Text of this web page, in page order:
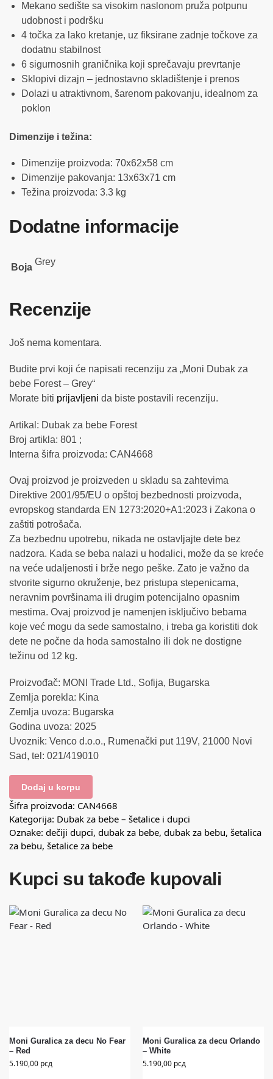
Mekano sedište sa visokim naslonom pruža potpunu
udobnost i podršku
4 točka za lako kretanje, uz fiksirane zadnje točkove za
dodatnu stabilnost
6 sigurnosnih graničnika koji sprečavaju prevrtanje
Sklopivi dizajn – jednostavno skladištenje i prenos
Dolazi u atraktivnom, šarenom pakovanju, idealnom za
poklon
Dimenzije i težina:
Dimenzije proizvoda: 70x62x58 cm
Dimenzije pakovanja: 13x63x71 cm
Težina proizvoda: 3.3 kg
Dodatne informacije
Boja
Grey
Recenzije
Još nema komentara.
Budite prvi koji će napisati recenziju za „Moni Dubak za
bebe Forest – Grey“
Morate biti prijavljeni da biste postavili recenziju.
Artikal: Dubak za bebe Forest
Broj artikla: 801 ;
Interna šifra proizvoda: CAN4668
Ovaj proizvod je proizveden u skladu sa zahtevima
Direktive 2001/95/EU o opštoj bezbednosti proizvoda,
evropskog standarda EN 1273:2020+A1:2023 i Zakona o
zaštiti potrošača.
Za bezbednu upotrebu, nikada ne ostavljajte dete bez
nadzora. Kada se beba nalazi u hodalici, može da se kreće
na veće udaljenosti i brže nego peške. Zato je važno da
stvorite sigurno okruženje, bez pristupa stepenicama,
neravnim površinama ili drugim potencijalno opasnim
mestima. Ovaj proizvod je namenjen isključivo bebama
koje već mogu da sede samostalno, i treba ga koristiti dok
dete ne počne da hoda samostalno ili dok ne dostigne
težinu od 12 kg.
Proizvođač: MONI Trade Ltd., Sofija, Bugarska
Zemlja porekla: Kina
Zemlja uvoza: Bugarska
Godina uvoza: 2025
Uvoznik: Venco d.o.o., Rumenački put 119V, 21000 Novi
Sad, tel: 021/419010
Dodaj u korpu
Šifra proizvoda: CAN4668
Kategorija: Dubak za bebe – šetalice i dupci
Oznake: dečiji dupci, dubak za bebe, dubak za bebu, šetalica
za bebu, šetalice za bebe
Kupci su takođe kupovali
Moni Guralica za decu No Fear
– Red
5.190,00 рсд
Moni Guralica za decu Orlando
– White
5.190,00 рсд